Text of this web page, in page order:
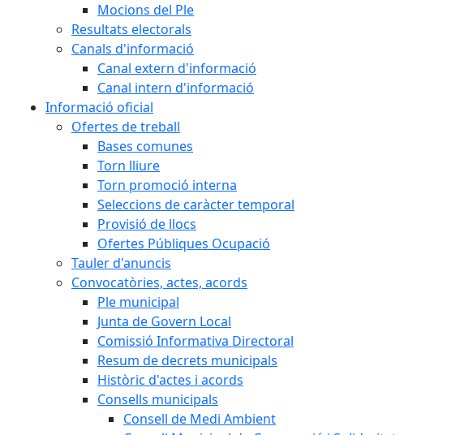
Mocions del Ple
Resultats electorals
Canals d'informació
Canal extern d'informació
Canal intern d'informació
Informació oficial
Ofertes de treball
Bases comunes
Torn lliure
Torn promoció interna
Seleccions de caràcter temporal
Provisió de llocs
Ofertes Públiques Ocupació
Tauler d'anuncis
Convocatòries, actes, acords
Ple municipal
Junta de Govern Local
Comissió Informativa Directoral
Resum de decrets municipals
Històric d'actes i acords
Consells municipals
Consell de Medi Ambient